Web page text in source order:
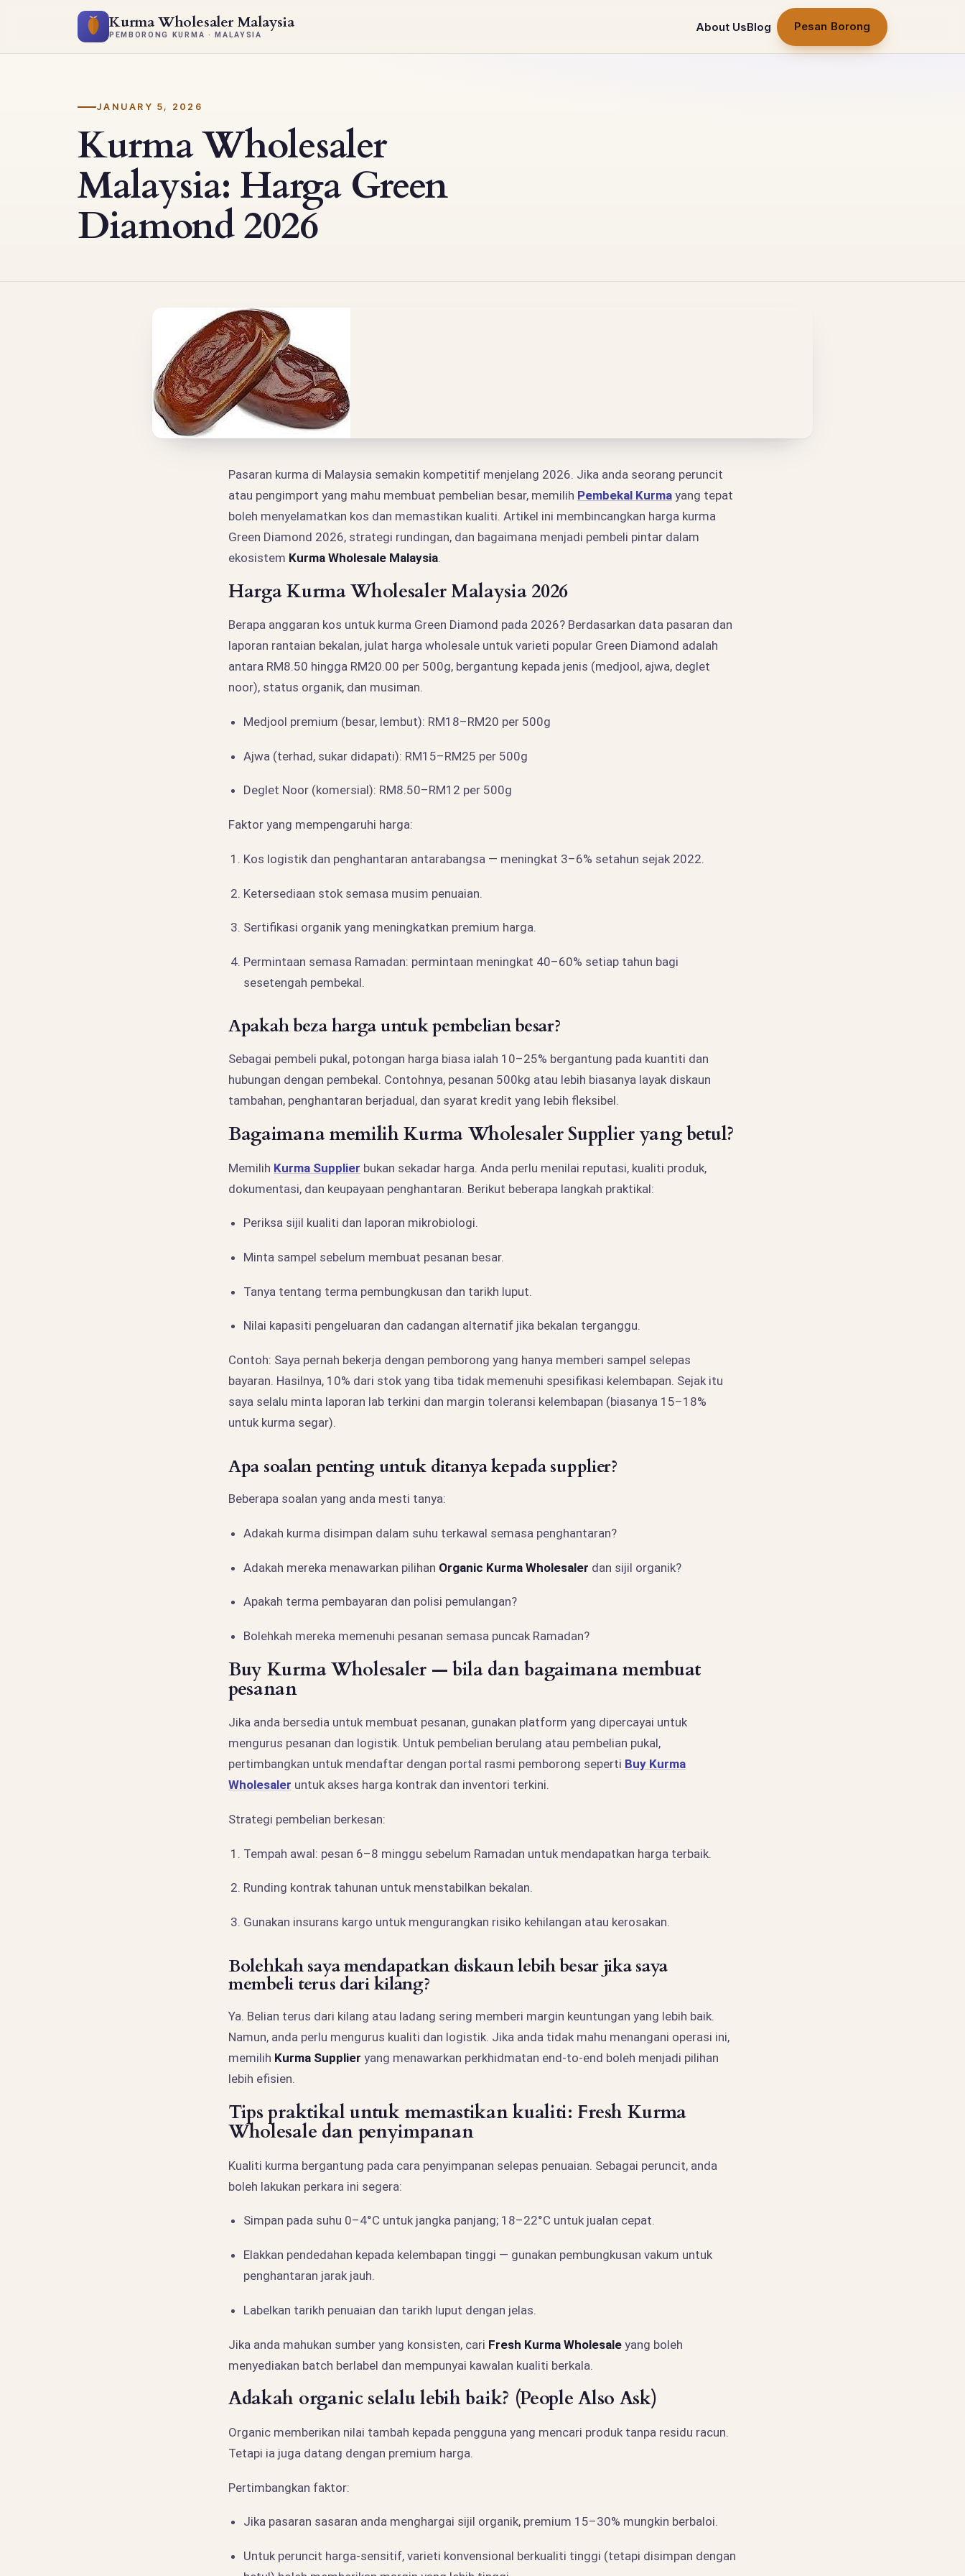
Kurma Wholesaler Malaysia
PEMBORONG KURMA · MALAYSIA
About UsBlog Pesan Borong
JANUARY 5, 2026
Kurma Wholesaler
Malaysia: Harga Green
Diamond 2026
Pasaran kurma di Malaysia semakin kompetitif menjelang 2026. Jika anda seorang peruncit
atau pengimport yang mahu membuat pembelian besar, memilih Pembekal Kurma yang tepat
boleh menyelamatkan kos dan memastikan kualiti. Artikel ini membincangkan harga kurma
Green Diamond 2026, strategi rundingan, dan bagaimana menjadi pembeli pintar dalam
ekosistem Kurma Wholesale Malaysia.
Harga Kurma Wholesaler Malaysia 2026
Berapa anggaran kos untuk kurma Green Diamond pada 2026? Berdasarkan data pasaran dan
laporan rantaian bekalan, julat harga wholesale untuk varieti popular Green Diamond adalah
antara RM8.50 hingga RM20.00 per 500g, bergantung kepada jenis (medjool, ajwa, deglet
noor), status organik, dan musiman.
Medjool premium (besar, lembut): RM18–RM20 per 500g
Ajwa (terhad, sukar didapati): RM15–RM25 per 500g
Deglet Noor (komersial): RM8.50–RM12 per 500g
Faktor yang mempengaruhi harga:
Kos logistik dan penghantaran antarabangsa — meningkat 3–6% setahun sejak 2022.
Ketersediaan stok semasa musim penuaian.
Sertifikasi organik yang meningkatkan premium harga.
Permintaan semasa Ramadan: permintaan meningkat 40–60% setiap tahun bagi
sesetengah pembekal.
Apakah beza harga untuk pembelian besar?
Sebagai pembeli pukal, potongan harga biasa ialah 10–25% bergantung pada kuantiti dan
hubungan dengan pembekal. Contohnya, pesanan 500kg atau lebih biasanya layak diskaun
tambahan, penghantaran berjadual, dan syarat kredit yang lebih fleksibel.
Bagaimana memilih Kurma Wholesaler Supplier yang betul?
Memilih Kurma Supplier bukan sekadar harga. Anda perlu menilai reputasi, kualiti produk,
dokumentasi, dan keupayaan penghantaran. Berikut beberapa langkah praktikal:
Periksa sijil kualiti dan laporan mikrobiologi.
Minta sampel sebelum membuat pesanan besar.
Tanya tentang terma pembungkusan dan tarikh luput.
Nilai kapasiti pengeluaran dan cadangan alternatif jika bekalan terganggu.
Contoh: Saya pernah bekerja dengan pemborong yang hanya memberi sampel selepas
bayaran. Hasilnya, 10% dari stok yang tiba tidak memenuhi spesifikasi kelembapan. Sejak itu
saya selalu minta laporan lab terkini dan margin toleransi kelembapan (biasanya 15–18%
untuk kurma segar).
Apa soalan penting untuk ditanya kepada supplier?
Beberapa soalan yang anda mesti tanya:
Adakah kurma disimpan dalam suhu terkawal semasa penghantaran?
Adakah mereka menawarkan pilihan Organic Kurma Wholesaler dan sijil organik?
Apakah terma pembayaran dan polisi pemulangan?
Bolehkah mereka memenuhi pesanan semasa puncak Ramadan?
Buy Kurma Wholesaler — bila dan bagaimana membuat
pesanan
Jika anda bersedia untuk membuat pesanan, gunakan platform yang dipercayai untuk
mengurus pesanan dan logistik. Untuk pembelian berulang atau pembelian pukal,
pertimbangkan untuk mendaftar dengan portal rasmi pemborong seperti Buy Kurma
Wholesaler untuk akses harga kontrak dan inventori terkini.
Strategi pembelian berkesan:
Tempah awal: pesan 6–8 minggu sebelum Ramadan untuk mendapatkan harga terbaik.
Runding kontrak tahunan untuk menstabilkan bekalan.
Gunakan insurans kargo untuk mengurangkan risiko kehilangan atau kerosakan.
Bolehkah saya mendapatkan diskaun lebih besar jika saya
membeli terus dari kilang?
Ya. Belian terus dari kilang atau ladang sering memberi margin keuntungan yang lebih baik.
Namun, anda perlu mengurus kualiti dan logistik. Jika anda tidak mahu menangani operasi ini,
memilih Kurma Supplier yang menawarkan perkhidmatan end-to-end boleh menjadi pilihan
lebih efisien.
Tips praktikal untuk memastikan kualiti: Fresh Kurma
Wholesale dan penyimpanan
Kualiti kurma bergantung pada cara penyimpanan selepas penuaian. Sebagai peruncit, anda
boleh lakukan perkara ini segera:
Simpan pada suhu 0–4°C untuk jangka panjang; 18–22°C untuk jualan cepat.
Elakkan pendedahan kepada kelembapan tinggi — gunakan pembungkusan vakum untuk
penghantaran jarak jauh.
Labelkan tarikh penuaian dan tarikh luput dengan jelas.
Jika anda mahukan sumber yang konsisten, cari Fresh Kurma Wholesale yang boleh
menyediakan batch berlabel dan mempunyai kawalan kualiti berkala.
Adakah organic selalu lebih baik? (People Also Ask)
Organic memberikan nilai tambah kepada pengguna yang mencari produk tanpa residu racun.
Tetapi ia juga datang dengan premium harga.
Pertimbangkan faktor:
Jika pasaran sasaran anda menghargai sijil organik, premium 15–30% mungkin berbaloi.
Untuk peruncit harga-sensitif, varieti konvensional berkualiti tinggi (tetapi disimpan dengan